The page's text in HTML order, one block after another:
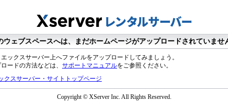
ウェブスペースへは、まだホームページがアップロードされていませ
ックスサーバー上へファイルをアップロードしてみましょう。
ードの方法などは、 サポートマニュアルをご参照ください。
クスサーバー・サイトトップページ
Copyright © XServer Inc. All Rights Reserved.